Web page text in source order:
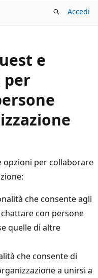
Accedi
e
per
opzioni per collaborare
che consente agli
con persone
quelle di altre
che consente di
a unirsi a